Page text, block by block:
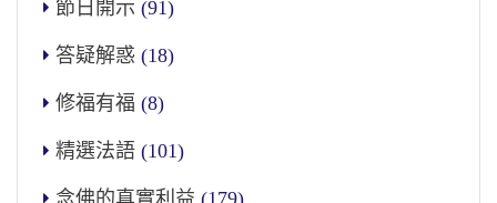
節日開示 (91)
答疑解惑 (18)
修福有福 (8)
精選法語 (101)